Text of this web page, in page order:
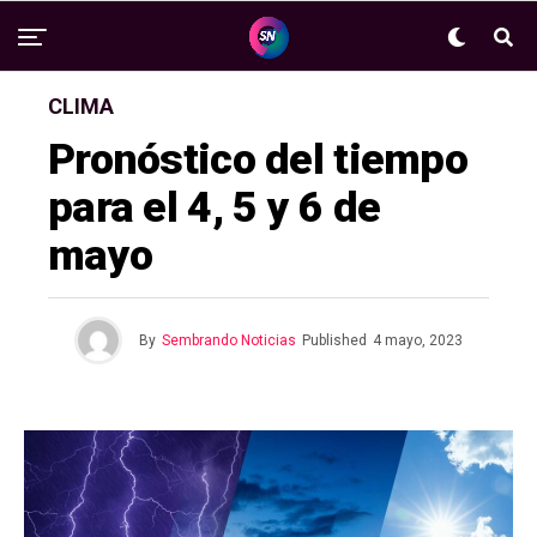
CLIMA
Pronóstico del tiempo
para el 4, 5 y 6 de
mayo
By Sembrando Noticias Published 4 mayo, 2023